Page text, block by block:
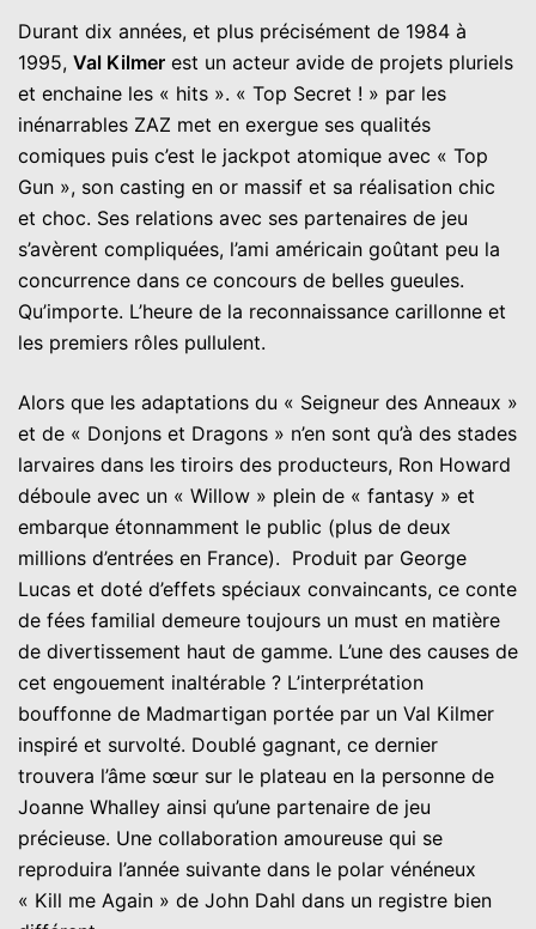
Durant dix années, et plus précisément de 1984 à
1995, Val Kilmer est un acteur avide de projets pluriels
et enchaine les « hits ». « Top Secret ! » par les
inénarrables ZAZ met en exergue ses qualités
comiques puis c’est le jackpot atomique avec « Top
Gun », son casting en or massif et sa réalisation chic
et choc. Ses relations avec ses partenaires de jeu
s’avèrent compliquées, l’ami américain goûtant peu la
concurrence dans ce concours de belles gueules.
Qu’importe. L’heure de la reconnaissance carillonne et
les premiers rôles pullulent.
Alors que les adaptations du « Seigneur des Anneaux »
et de « Donjons et Dragons » n’en sont qu’à des stades
larvaires dans les tiroirs des producteurs, Ron Howard
déboule avec un « Willow » plein de « fantasy » et
embarque étonnamment le public (plus de deux
millions d’entrées en France). Produit par George
Lucas et doté d’effets spéciaux convaincants, ce conte
de fées familial demeure toujours un must en matière
de divertissement haut de gamme. L’une des causes de
cet engouement inaltérable ? L’interprétation
bouffonne de Madmartigan portée par un Val Kilmer
inspiré et survolté. Doublé gagnant, ce dernier
trouvera l’âme sœur sur le plateau en la personne de
Joanne Whalley ainsi qu’une partenaire de jeu
précieuse. Une collaboration amoureuse qui se
reproduira l’année suivante dans le polar vénéneux
« Kill me Again » de John Dahl dans un registre bien